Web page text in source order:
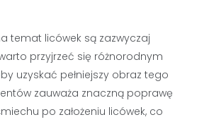
temat licówek są zazwyczaj
przyjrzeć się różnorodnym
uzyskać pełniejszy obraz tego
zauważa znaczną poprawę
po założeniu licówek, co